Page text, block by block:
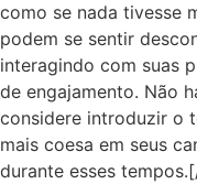
como se nada tivesse
podem se sentir
interagindo com suas
de engajamento. Não
considere introduzir o
mais coesa em seus
durante esses